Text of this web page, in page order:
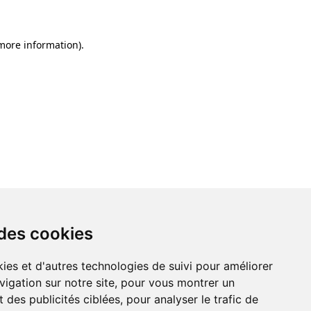
cookies
et d'autres technologies de suivi pour améliorer
sur notre site, pour vous montrer un
des publicités ciblées, pour analyser le trafic de
information).